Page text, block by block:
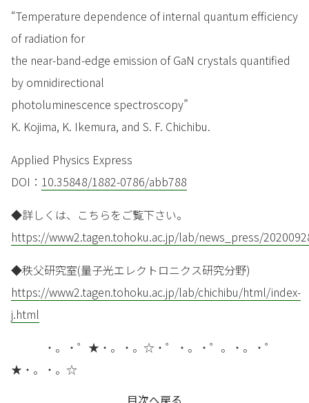
“Temperature dependence of internal quantum efficiency
of radiation for
the near-band-edge emission of GaN crystals quantified
by omnidirectional
photoluminescence spectroscopy”
K. Kojima, K. Ikemura, and S. F. Chichibu.
Applied Physics Express
DOI： 10.35848/1882-0786/abb788
◆詳しくは、こちらをご覧下さい。
https://www2.tagen.tohoku.ac.jp/lab/news_press/
◆秩父研究室(量子光エレクトロニクス研究分野)
https://www2.tagen.tohoku.ac.jp/lab/chichibu/html/index-
j.html
・。・゜★・。・。☆・゜・。・゜。・。・゜
★・。・。☆
目次へ戻る